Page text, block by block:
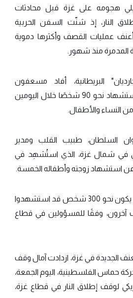
هجومه على غزة قبل محادثات
النار، إذ شنّت السفن الحربية
عمليات القصف وأكثرها دموية
المدمرة منذ شهور.
البريطانية، أفاد مسعفون
ومسؤولون في غزة باستشهاد نحو 90 شخصًا خلال اليومين
من النساء والأطفال.
السلطان، طبيب القلب ومدير
في شمال غزة، الذي استُشهِد في
استشهاد زوجته وأطفاله الخمسة.
وفي المجمل، يُحتمل أن يكون نحو 300 شخص قد استشهدوا
آخرون، وفقًا للمسؤولين في قطاع
الجديدة في غزة، ازدادت آمال وقف
حماس الفلسطينية، اليوم الجمعة،
لوقف إطلاق النار في قطاع غزة،